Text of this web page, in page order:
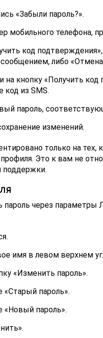
«Забыли пароль?».
мобильного телефона,
код
либо
на кнопку «Получить
код из SMS.
пароль,
изменений.
только на тех,
Это к вам не
поддержки.
через параметры
имя в левом верхнем
«Изменить пароль».
«Старый пароль».
«Новый пароль».